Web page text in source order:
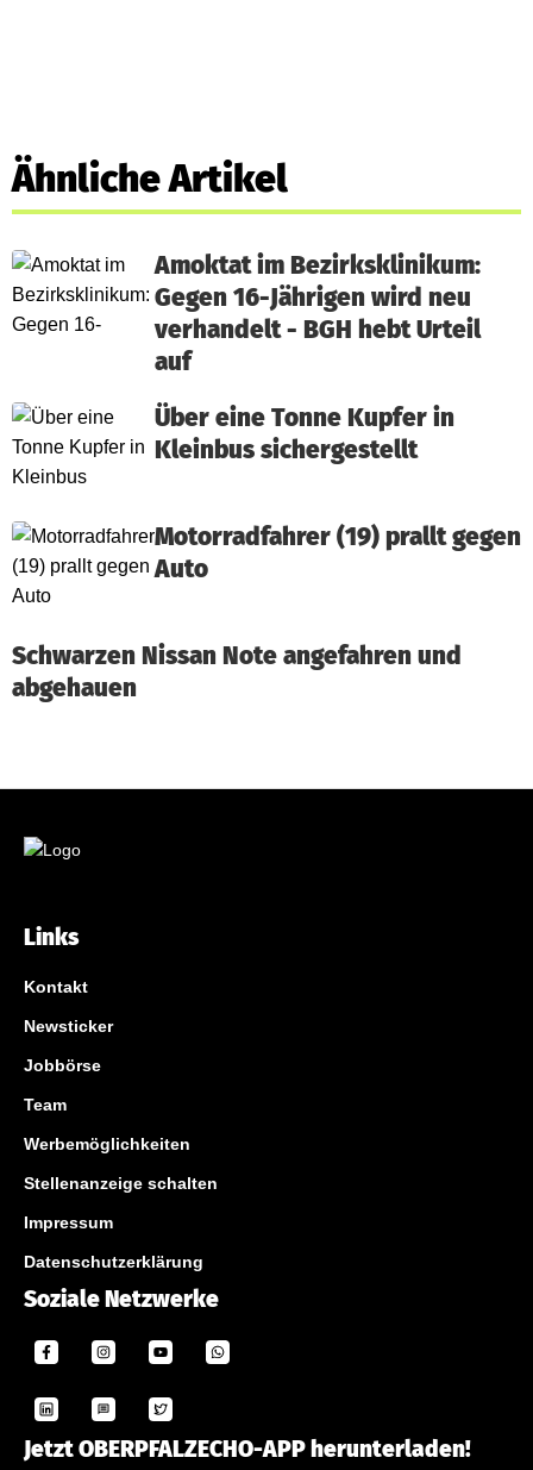
Ähnliche Artikel
Amoktat im Bezirksklinikum:
Gegen 16-Jährigen wird neu
verhandelt - BGH hebt Urteil
auf
Über eine Tonne Kupfer in
Kleinbus sichergestellt
Motorradfahrer (19) prallt gegen
Auto
Schwarzen Nissan Note angefahren und
abgehauen
Links
Kontakt
Newsticker
Jobbörse
Team
Werbemöglichkeiten
Stellenanzeige schalten
Impressum
Datenschutzerklärung
Soziale Netzwerke
Jetzt OBERPFALZECHO-APP herunterladen!